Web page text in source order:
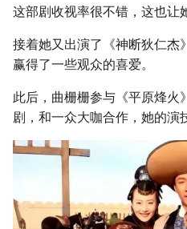
这部剧收视率很不错，这也让
接着她又出演了《神断狄仁杰
赢得了一些观众的喜爱。
此后，曲栅栅参与《平原烽火
剧，和一众大咖合作，她的演